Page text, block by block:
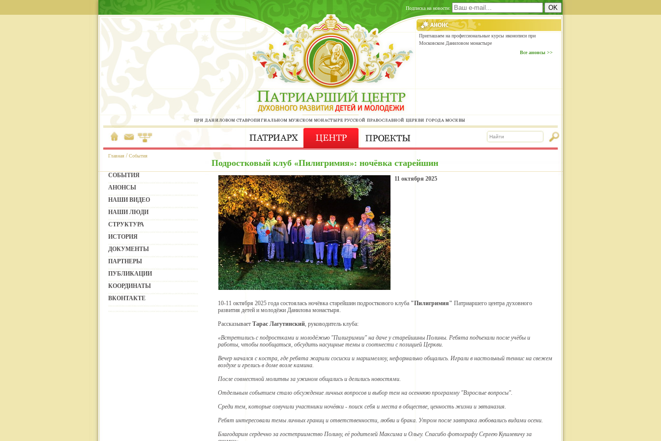
Подписка на новости:
Приглашаем на профессиональные курсы иконописи при
Московском Даниловом монастыре
Все анонсы >>
Главная /События
Подростковый клуб «Пилигримия»: ночёвка старейшин
СОБЫТИЯ
АНОНСЫ
НАШИ ВИДЕО
НАШИ ЛЮДИ
СТРУКТУРА
ИСТОРИЯ
ДОКУМЕНТЫ
ПАРТНЕРЫ
ПУБЛИКАЦИИ
КООРДИНАТЫ
ВКОНТАКТЕ
11 октября 2025
10-11 октября 2025 года состоялась ночёвка старейшин подросткового клуба "Пилигримия" Патриаршего центра духовного
развития детей и молодёжи Данилова монастыря.
Рассказывает Тарас Лагутинский, руководитель клуба:
«Встретились с подростками и молодёжью "Пилигримии" на даче у старейшины Полины. Ребята подъехали после учёбы и
работы, чтобы пообщаться, обсудить насущные темы и соотнести с позицией Церкви.
Вечер начался с костра, где ребята жарили сосиски и маршмеллоу, неформально общались. Играли в настольный теннис на свежем
воздухе и грелись в доме возле камина.
После совместной молитвы за ужином общались и делились новостями.
Отдельным событием стало обсуждение личных вопросов и выбор тем на осеннюю программу "Взрослые вопросы".
Среди тем, которые озвучили участники ночёвки - поиск себя и места в обществе, ценность жизни и эвтаназия.
Ребят интересовали темы личных границ и ответственности, любви и брака. Утром после завтрака любовались видами осени.
Благодарим сердечно за гостеприимство Полину, её родителей Максима и Ольгу. Спасибо фотографу Сергею Кушлевичу за